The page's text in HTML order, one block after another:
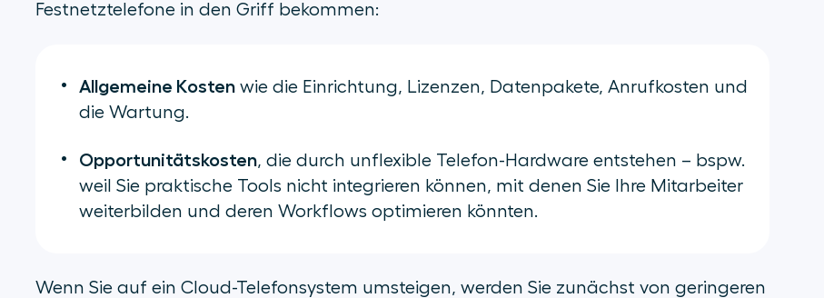
Festnetztelefone in den Griff bekommen:
Allgemeine Kostenwie die Einrichtung, Lizenzen, Datenpakete, Anrufkosten und
die Wartung.
Opportunitätskosten, die durch unflexible Telefon-Hardware entstehen – bspw.
weil Sie praktische Tools nicht integrieren können, mit denen Sie Ihre Mitarbeiter
weiterbilden und deren Workflows optimieren könnten.
Wenn Sie auf ein Cloud-Telefonsystem umsteigen, werden Sie zunächst von geringeren